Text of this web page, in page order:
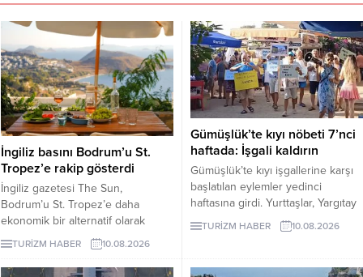
İngiliz basını Bodrum’u St.
Tropez’e rakip gösterdi
İngiliz gazetesi The Sun,
Bodrum’u St. Tropez’e daha
ekonomik bir alternatif olarak
tanıttı. Marmaris ise İngiliz
turistlere önerilen uygun fiyatlı yaz
destinasyonları arasında gösterildi.
TURİZM HABER 10.08.2026
Gümüşlük’te kıyı nöbeti 7’nci
haftada: İşgali kaldırın
Gümüşlük’te kıyı işgallerine karşı
başlatılan eylemler yedinci
haftasına girdi. Yurttaşlar, Yargıtay
kararını hatırlatarak belediye ve
kaymakamlığa “İşgali kaldırın”
TURİZM HABER 10.08.2026